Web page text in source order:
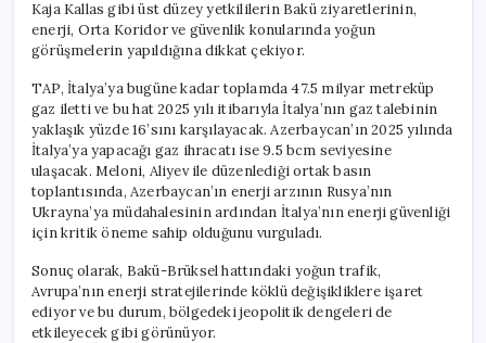
Kaja Kallas gibi üst düzey yetkililerin Bakü ziyaretlerinin,
enerji, Orta Koridor ve güvenlik konularında yoğun
görüşmelerin yapıldığına dikkat çekiyor.
TAP, İtalya’ya bugüne kadar toplamda 47.5 milyar metreküp
gaz iletti ve bu hat 2025 yılı itibarıyla İtalya’nın gaz talebinin
yaklaşık yüzde 16’sını karşılayacak. Azerbaycan’ın 2025 yılında
İtalya’ya yapacağı gaz ihracatı ise 9.5 bcm seviyesine
ulaşacak. Meloni, Aliyev ile düzenlediği ortak basın
toplantısında, Azerbaycan’ın enerji arzının Rusya’nın
Ukrayna’ya müdahalesinin ardından İtalya’nın enerji güvenliği
için kritik öneme sahip olduğunu vurguladı.
Sonuç olarak, Bakü-Brüksel hattındaki yoğun trafik,
Avrupa’nın enerji stratejilerinde köklü değişikliklere işaret
ediyor ve bu durum, bölgedeki jeopolitik dengeleri de
etkileyecek gibi görünüyor.